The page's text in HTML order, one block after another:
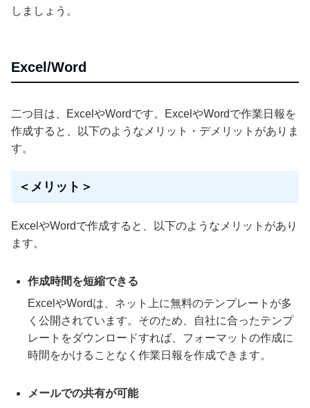
しましょう。
Excel/Word
二つ目は、ExcelやWordです。ExcelやWordで作業日報を
作成すると、以下のようなメリット・デメリットがありま
す。
＜メリット＞
ExcelやWordで作成すると、以下のようなメリットがあり
ます。
作成時間を短縮できる
ExcelやWordは、ネット上に無料のテンプレートが多
く公開されています。そのため、自社に合ったテンプ
レートをダウンロードすれば、フォーマットの作成に
時間をかけることなく作業日報を作成できます。
メールでの共有が可能